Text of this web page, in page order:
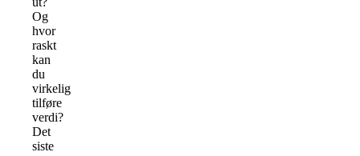
Og
hvor
raskt
kan
du
virkelig
tilføre
verdi?
Det
siste